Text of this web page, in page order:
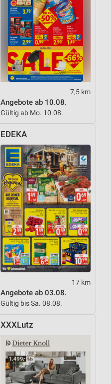
7,5 km
Angebote ab 10.08.
Gültig ab Mo. 10.08.
EDEKA
17 km
Angebote ab 03.08.
Gültig bis Sa. 08.08.
XXXLutz